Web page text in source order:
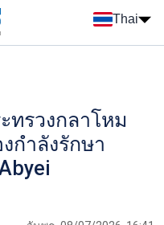
Thai
รวงกลาโหม
กำลังรักษา